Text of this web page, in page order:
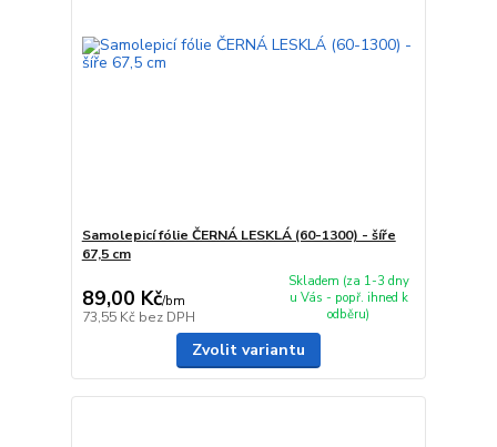
Samolepicí fólie ČERNÁ LESKLÁ (60-1300) - šíře
67,5 cm
89,00 Kč/bm
73,55 Kč bez DPH
Skladem (za 1-3 dny
u Vás - popř. ihned k
odběru)
Zvolit variantu